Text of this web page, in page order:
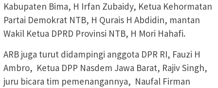
Kabupaten Bima, H Irfan Zubaidy, Ketua Kehormatan
Partai Demokrat NTB, H Qurais H Abdidin, mantan
Wakil Ketua DPRD Provinsi NTB, H Mori Hahafi.
ARB juga turut didampingi anggota DPR RI, Fauzi H
Ambro, Ketua DPP Nasdem Jawa Barat, Rajiv Singh,
juru bicara tim pemenangannya, Naufal Firman